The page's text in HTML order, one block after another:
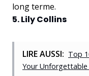
long terme.
5. Lily Collins
LIRE AUSSI: Top
Your